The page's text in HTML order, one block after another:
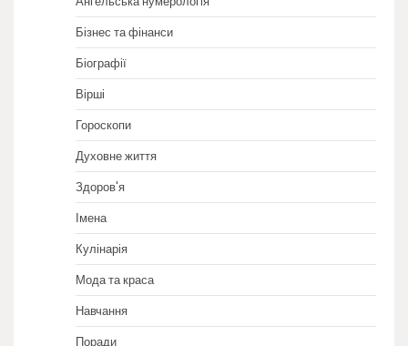
Бізнес та фінанси
Біографії
Вірші
Гороскопи
Духовне життя
Здоров'я
Імена
Кулінарія
Мода та краса
Навчання
Поради